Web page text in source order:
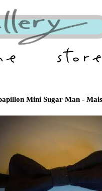
Mini Sugar Man -